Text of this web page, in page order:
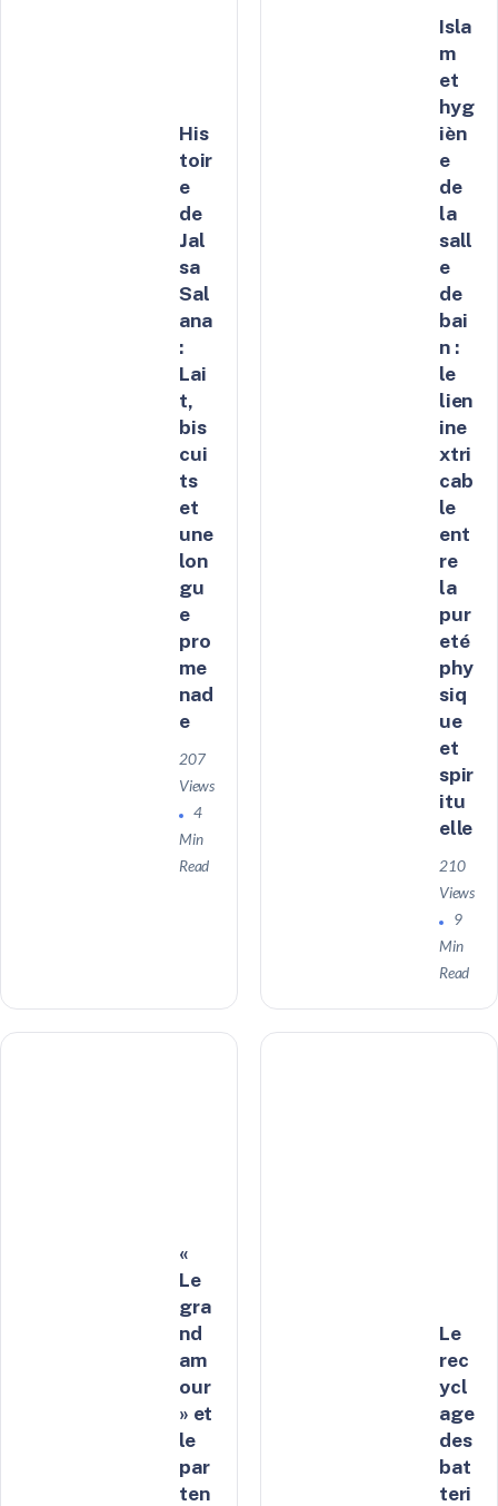
His
toir
e
de
Jal
sa
Sal
ana
:
Lai
t,
bis
cui
ts
et
une
lon
gu
e
pro
me
nad
e
207
Views
4
Min
Read
Isla
m
et
hyg
ièn
e
de
la
sall
e
de
bai
n :
le
lien
ine
xtri
cab
le
ent
re
la
pur
eté
phy
siq
ue
et
spir
itu
elle
210
Views
9
Min
Read
«
Le
gra
nd
am
our
» et
le
par
ten
Le
rec
ycl
age
des
bat
teri